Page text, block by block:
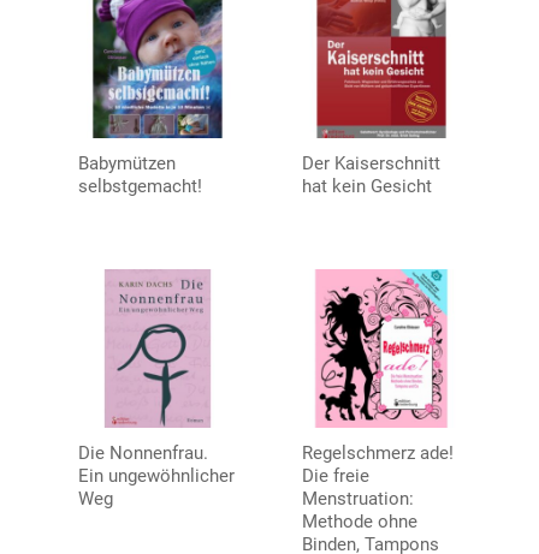
Babymützen
selbstgemacht!
Der Kaiserschnitt
hat kein Gesicht
Die Nonnenfrau.
Ein ungewöhnlicher
Weg
Regelschmerz ade!
Die freie
Menstruation:
Methode ohne
Binden, Tampons